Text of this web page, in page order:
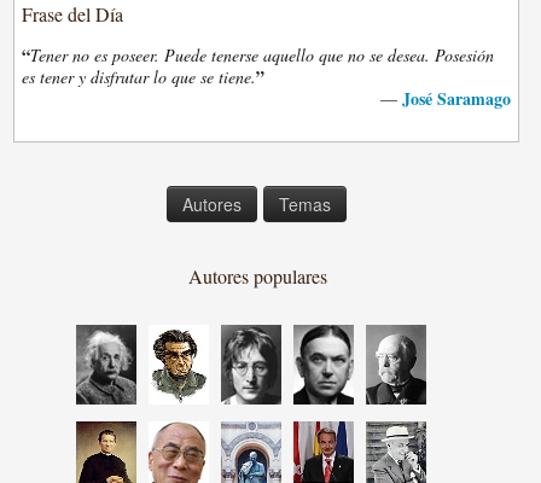
Frase del Día
“Tener no es poseer. Puede tenerse aquello que no se desea. Posesión
es tener y disfrutar lo que se tiene.”
— José Saramago
Autores Temas
Autores populares